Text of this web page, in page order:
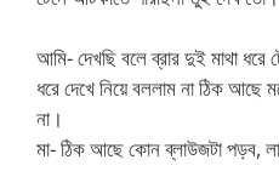
আমি- দেখছি বলে ব্রার দুই মাথা ধরে
ধরে দেখে নিয়ে বললাম না ঠিক
না।
মা- ঠিক আছে কোন ব্লাউজটা পড়ব,